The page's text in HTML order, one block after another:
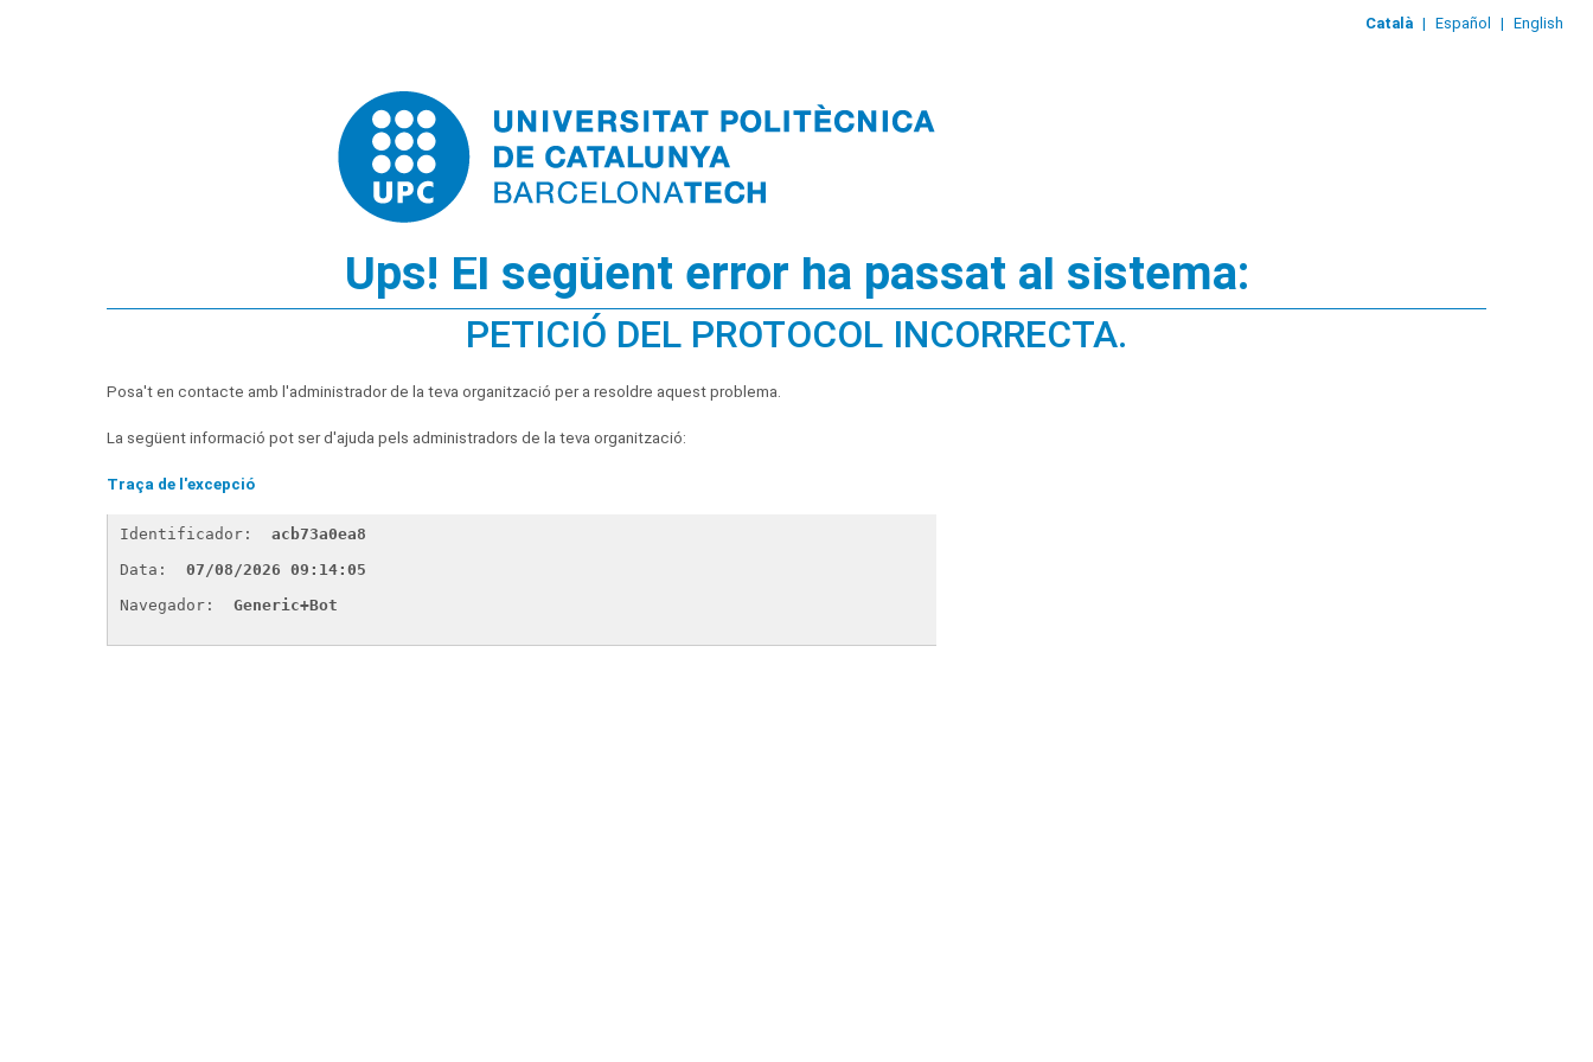
Català | Español | English
Ups! El següent error ha passat al sistema:
PETICIÓ DEL PROTOCOL INCORRECTA.
Posa't en contacte amb l'administrador de la teva organització per a resoldre aquest problema.
La següent informació pot ser d'ajuda pels administradors de la teva organització:
Traça de l'excepció
Identificador:
acb73a0ea8
Data:
07/08/2026 09:14:05
Navegador:
Generic+Bot